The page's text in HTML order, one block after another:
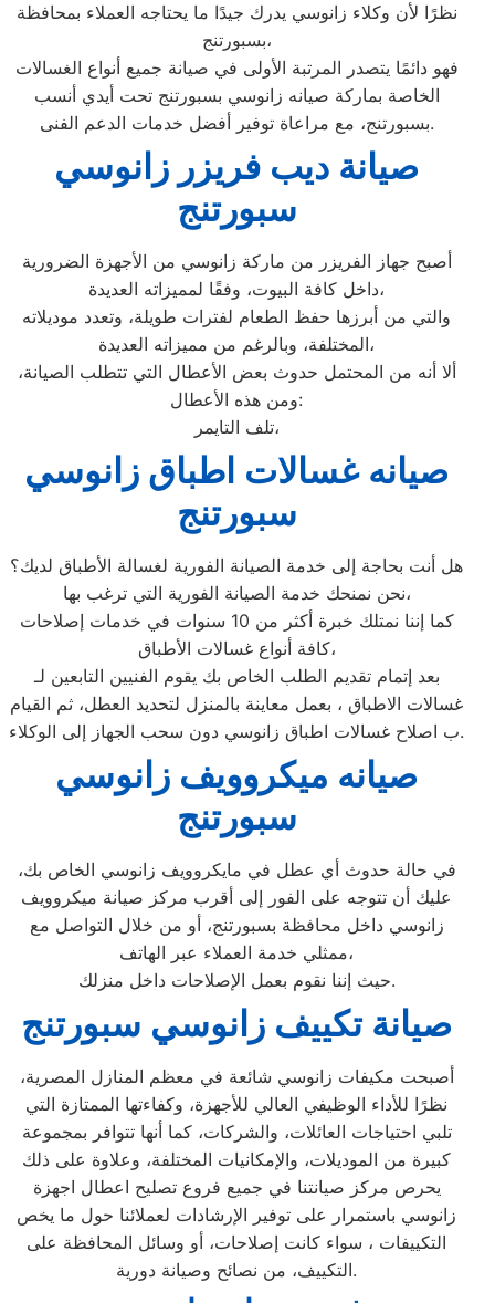
نظرًا لأن وكلاء زانوسي يدرك جيدًا ما يحتاجه العملاء بمحافظة
بسبورتنج،
فهو دائمًا يتصدر المرتبة الأولى في صيانة جميع أنواع الغسالات
الخاصة بماركة صيانه زانوسي بسبورتنج تحت أيدي أنسب
بسبورتنج، مع مراعاة توفير أفضل خدمات الدعم الفنى.
صيانة ديب فريزر زانوسي
سبورتنج
أصبح جهاز الفريزر من ماركة زانوسي من الأجهزة الضرورية
داخل كافة البيوت، وفقًا لمميزاته العديدة،
والتي من أبرزها حفظ الطعام لفترات طويلة، وتعدد موديلاته
المختلفة، وبالرغم من مميزاته العديدة،
ألا أنه من المحتمل حدوث بعض الأعطال التي تتطلب الصيانة،
ومن هذه الأعطال:
تلف التايمر،
صيانه غسالات اطباق زانوسي
سبورتنج
هل أنت بحاجة إلى خدمة الصيانة الفورية لغسالة الأطباق لديك؟
نحن نمنحك خدمة الصيانة الفورية التي ترغب بها،
كما إننا نمتلك خبرة أكثر من 10 سنوات في خدمات إصلاحات
كافة أنواع غسالات الأطباق،
بعد إتمام تقديم الطلب الخاص بك يقوم الفنيين التابعين لـ
غسالات الاطباق ، بعمل معاينة بالمنزل لتحديد العطل، ثم القيام
ب اصلاح غسالات اطباق زانوسي دون سحب الجهاز إلى الوكلاء.
صيانه ميكروويف زانوسي
سبورتنج
في حالة حدوث أي عطل في مايكروويف زانوسي الخاص بك،
عليك أن تتوجه على الفور إلى أقرب مركز صيانة ميكروويف
زانوسي داخل محافظة بسبورتنج، أو من خلال التواصل مع
ممثلي خدمة العملاء عبر الهاتف،
حيث إننا نقوم بعمل الإصلاحات داخل منزلك.
صيانة تكييف زانوسي سبورتنج
أصبحت مكيفات زانوسي شائعة في معظم المنازل المصرية،
نظرًا للأداء الوظيفي العالي للأجهزة، وكفاءتها الممتازة التي
تلبي احتياجات العائلات، والشركات، كما أنها تتوافر بمجموعة
كبيرة من الموديلات، والإمكانيات المختلفة، وعلاوة على ذلك
يحرص مركز صيانتنا في جميع فروع تصليح اعطال اجهزة
زانوسي باستمرار على توفير الإرشادات لعملائنا حول ما يخص
التكييفات ، سواء كانت إصلاحات، أو وسائل المحافظة على
التكييف، من نصائح وصيانة دورية.